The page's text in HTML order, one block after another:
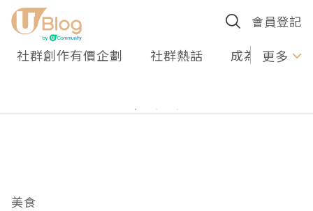
會員登記
社群創作有價企劃 社群熱話 成為U更多
美食